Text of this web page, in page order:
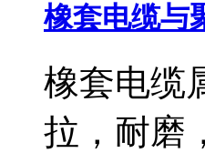
橡套电缆与
橡套电缆
拉，耐磨